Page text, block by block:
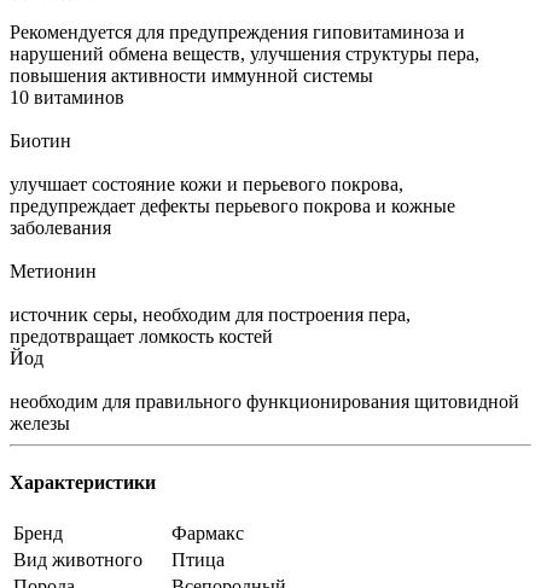
Рекомендуется для предупреждения гиповитаминоза и
нарушений обмена веществ, улучшения структуры пера,
повышения активности иммунной системы
10 витаминов
Биотин
улучшает состояние кожи и перьевого покрова,
предупреждает дефекты перьевого покрова и кожные
заболевания
Метионин
источник серы, необходим для построения пера,
предотвращает ломкость костей
Йод
необходим для правильного функционирования щитовидной
железы
Характеристики
Бренд
Фармакс
Вид животного
Птица